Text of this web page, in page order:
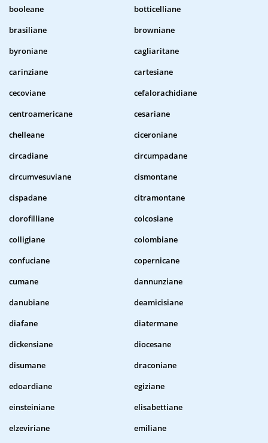
booleane
botticelliane
brasiliane
browniane
byroniane
cagliaritane
carinziane
cartesiane
cecoviane
cefalorachidiane
centroamericane
cesariane
chelleane
ciceroniane
circadiane
circumpadane
circumvesuviane
cismontane
cispadane
citramontane
clorofilliane
colcosiane
colligiane
colombiane
confuciane
copernicane
cumane
dannunziane
danubiane
deamicisiane
diafane
diatermane
dickensiane
diocesane
disumane
draconiane
edoardiane
egiziane
einsteiniane
elisabettiane
elzeviriane
emiliane